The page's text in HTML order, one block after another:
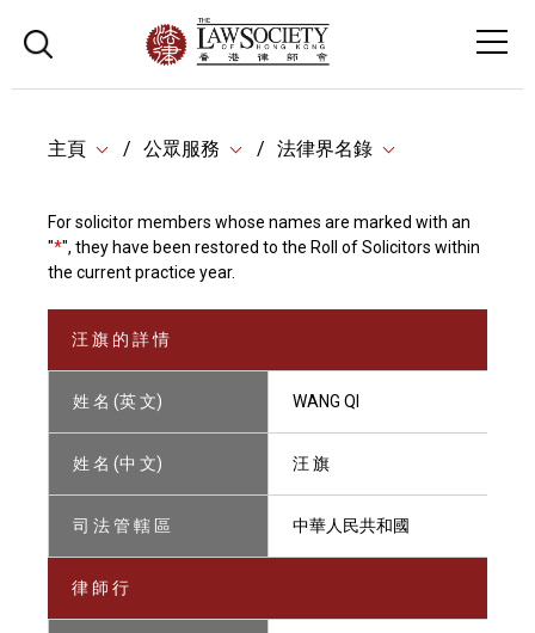
主頁 公眾服務 法律界名錄
For solicitor members whose names are marked with an
"*", they have been restored to the Roll of Solicitors within
the current practice year.
汪 旗 的 詳 情
姓 名 (英 文) WANG QI
姓 名 (中 文) 汪 旗
司 法 管 轄 區 中華人民共和國
律 師 行